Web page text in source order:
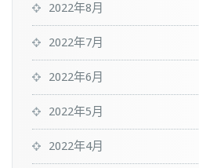
2022年8月
2022年7月
2022年6月
2022年5月
2022年4月